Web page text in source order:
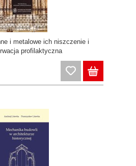
i metalowe ich niszczenie i
profilaktyczna